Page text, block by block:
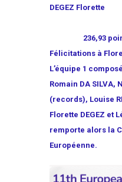
DEGEZ Florette
236,93
Félicitations à
L’équipe 1
Romain DA SILVA,
(records), Louise
Florette DEGEZ et
remporte alors la
Européenne.